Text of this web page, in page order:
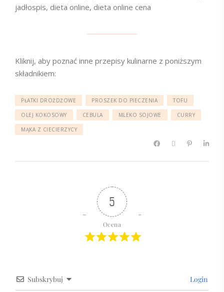
jadłospis, dieta online, dieta online cena
Kliknij, aby poznać inne przepisy kulinarne z poniższym
składnikiem:
PŁATKI DROŻDŻOWE PROSZEK DO PIECZENIA TOFU
OLEJ KOKOSOWY CEBULA MLEKO SOJOWE CURRY
MĄKA Z CIECIERZYCY
5
Ocena
Subskrybuj Login